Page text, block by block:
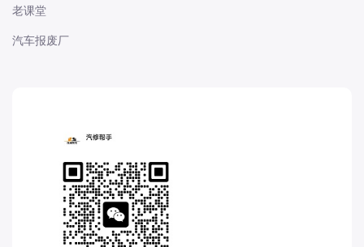
D
东南
东风富康
东风小康
东风景逸
东风纳米
老课堂
汽车报废厂